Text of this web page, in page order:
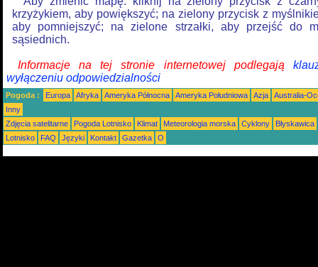
krzyżykiem, aby powiększyć; na zielony przycisk z
aby pomniejszyć; na zielone strzałki, aby przejść do
sąsiednich.
Informacje na tej stronie internetowej podlegają
wyłączeniu odpowiedzialności
Pogoda : Europa Afryka Ameryka Północna Ameryka Południowa Azja
Australia-
Inny
Zdjęcia satelitarne
Pogoda Lotnisko Klimat Meteorologia morska Cyklony
Błyskawica
Lotnisko
FAQ Języki Kontakt Gazetka O